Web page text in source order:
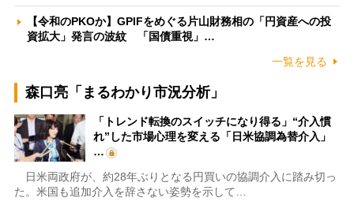
【令和のPKOか】GPIFをめぐる片山財務相の「円資産への投
資拡大」発言の波紋 「国債重視」…
一覧を見る
森口亮「まるわかり市況分析」
「トレンド転換のスイッチになり得る」“介入慣
れ”した市場心理を変える「日米協調為替介入」
…
日米両政府が、約28年ぶりとなる円買いの協調介入に踏み切っ
た。米国も追加介入を辞さない姿勢を示して…